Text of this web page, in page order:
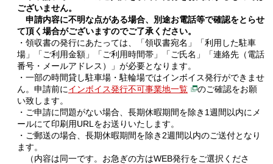
ございません。
申請内容に不明な点がある場合、別途お電話等で確認をとらせ
て頂く場合がございますのでご了承ください。
・領収書の発行にあたっては、「領収書宛名」「利用した駐車
場」「ご利用金額」「ご利用時間帯」「ご氏名」「連絡先（電話
番号・メールアドレス）」が必要となります。
・一部の時間貸し駐車場・駐輪場ではインボイス発行ができませ
ん。申請前にインボイス発行不可事業地一覧
のご確認をお願
い致します。
・ご申請に問題がない場合、長期休暇期間を除き1週間以内にメ
ールにて印刷用URLをお送りいたします。
・ご郵送の場合、長期休暇期間を除き2週間以内のご送付となり
ます。
（内容は同一です。お急ぎの方はWEB発行をご選択くださ